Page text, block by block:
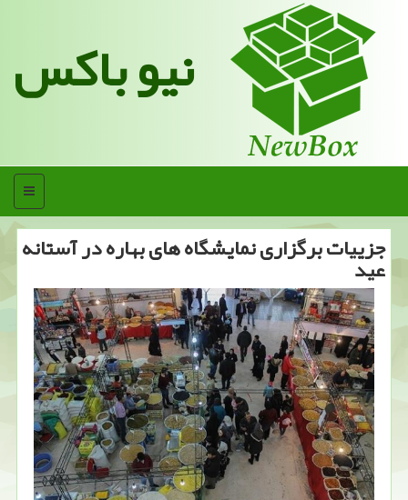
نیو باکس
منو
جزییات برگزاری نمایشگاه های بهاره در آستانه
عید